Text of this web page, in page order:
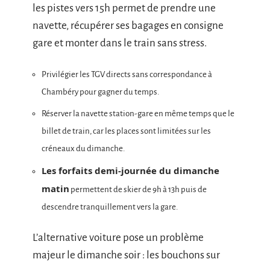
les pistes vers 15h permet de prendre une
navette, récupérer ses bagages en consigne
gare et monter dans le train sans stress.
Privilégier les TGV directs sans correspondance à
Chambéry pour gagner du temps.
Réserver la navette station-gare en même temps que le
billet de train, car les places sont limitées sur les
créneaux du dimanche.
Les forfaits demi-journée du dimanche
matin permettent de skier de 9h à 13h puis de
descendre tranquillement vers la gare.
L’alternative voiture pose un problème
majeur le dimanche soir : les bouchons sur